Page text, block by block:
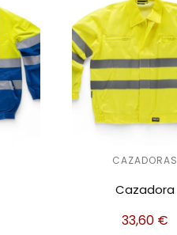
CAZADORAS
Cazadora
33,60 €